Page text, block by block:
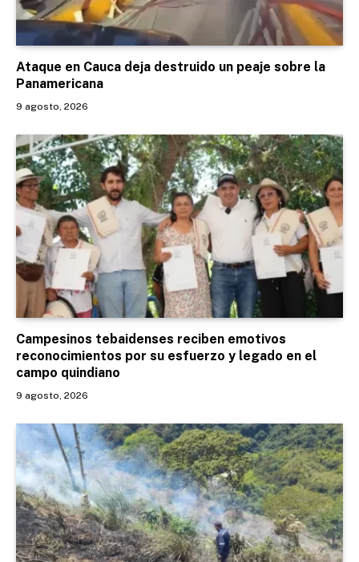
Ataque en Cauca deja destruido un peaje sobre la
Panamericana
9 agosto, 2026
Campesinos tebaidenses reciben emotivos
reconocimientos por su esfuerzo y legado en el
campo quindiano
9 agosto, 2026